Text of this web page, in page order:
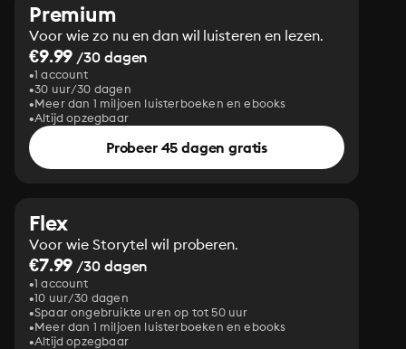
Premium
Voor wie zo nu en dan wil luisteren en lezen.
€9.99 /30 dagen
1 account
30 uur/30 dagen
Meer dan 1 miljoen luisterboeken en ebooks
Altijd opzegbaar
Probeer 45 dagen gratis
Flex
Voor wie Storytel wil proberen.
€7.99 /30 dagen
1 account
10 uur/30 dagen
Spaar ongebruikte uren op tot 50 uur
Meer dan 1 miljoen luisterboeken en ebooks
Altijd opzegbaar